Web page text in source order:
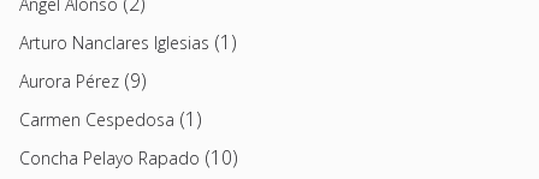
Arturo Nanclares Iglesias (1)
Aurora Pérez (9)
Carmen Cespedosa (1)
Concha Pelayo Rapado (10)